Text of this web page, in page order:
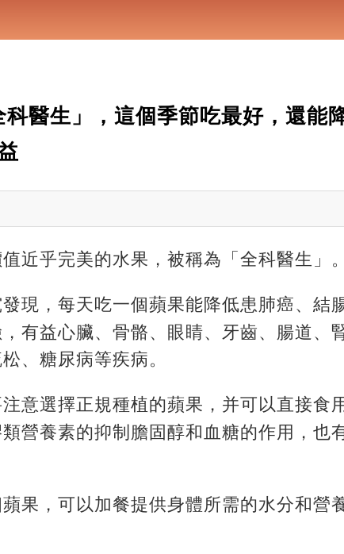
醫生」，這個季節吃最好，還能
近乎完美的水果，被稱為「全科醫生」。
現，每天吃一個蘋果能降低患肺癌、結
有益心臟、骨骼、眼睛、牙齒、腸道、
、糖尿病等疾病。
意選擇正規種植的蘋果，并可以直接食
營養素的抑制膽固醇和血糖的作用，也
果，可以加餐提供身體所需的水分和營